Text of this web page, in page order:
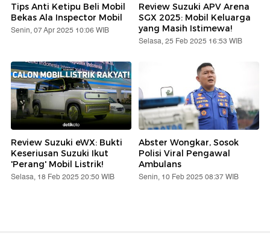
Tips Anti Ketipu Beli Mobil
Bekas Ala Inspector Mobil
Senin, 07 Apr 2025 10:06 WIB
Review Suzuki APV Arena
SGX 2025: Mobil Keluarga
yang Masih Istimewa!
Selasa, 25 Feb 2025 16:53 WIB
Review Suzuki eWX: Bukti
Keseriusan Suzuki Ikut
'Perang' Mobil Listrik!
Selasa, 18 Feb 2025 20:50 WIB
Abster Wongkar, Sosok
Polisi Viral Pengawal
Ambulans
Senin, 10 Feb 2025 08:37 WIB